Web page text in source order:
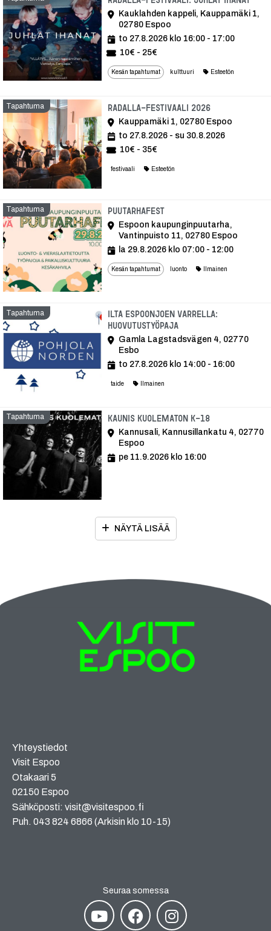
Kauklahden kappeli, Kauppamäki 1,
02780 Espoo
to 27.8.2026 klo 16:00 - 17:00
10€ - 25€
Kesän tapahtumat kulttuuri Esteetön
Tapahtuma RADALLA-festivaali 2026Tapahtuma
Kauppamäki 1, 02780 Espoo
to 27.8.2026 - su 30.8.2026
10€ - 35€
festivaali Esteetön
Tapahtuma PuutarhafestTapahtuma
Espoon kaupunginpuutarha,
Vantinpuisto 11, 02780 Espoo
la 29.8.2026 klo 07:00 - 12:00
Kesän tapahtumat luonto Ilmainen
Tapahtuma
Ilta Espoonjoen varrella:
Huovutustyöpaja
Gamla Lagstadsvägen 4, 02770
Esbo
to 27.8.2026 klo 14:00 - 16:00
taide Ilmainen
Tapahtuma Kaunis Kuolematon K-18Tapahtuma
Kannusali, Kannusillankatu 4, 02770
Espoo
pe 11.9.2026 klo 16:00
NÄYTÄ LISÄÄ
Yhteystiedot
Visit Espoo
Otakaari 5
02150 Espoo
Sähköposti: visit@visitespoo.fi
Puh. 043 824 6866 (Arkisin klo 10-15)
Seuraa somessa